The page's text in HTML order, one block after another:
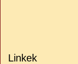
Linkek